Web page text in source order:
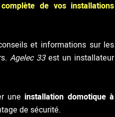
de vos installations
et informations sur les
Agelec 33est un installateur
une installation domotique à
de sécurité.